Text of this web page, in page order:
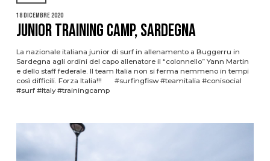
18 Dicembre 2020
Junior Training Camp, Sardegna
La nazionale italiana junior di surf in allenamento a Buggerru in
Sardegna agli ordini del capo allenatore il “colonnello” Yann Martin
e dello staff federale. Il team Italia non si ferma nemmeno in tempi
così difficili. Forza Italia!!! #surfingfisw #teamitalia #conisocial
#surf #Italy #trainingcamp